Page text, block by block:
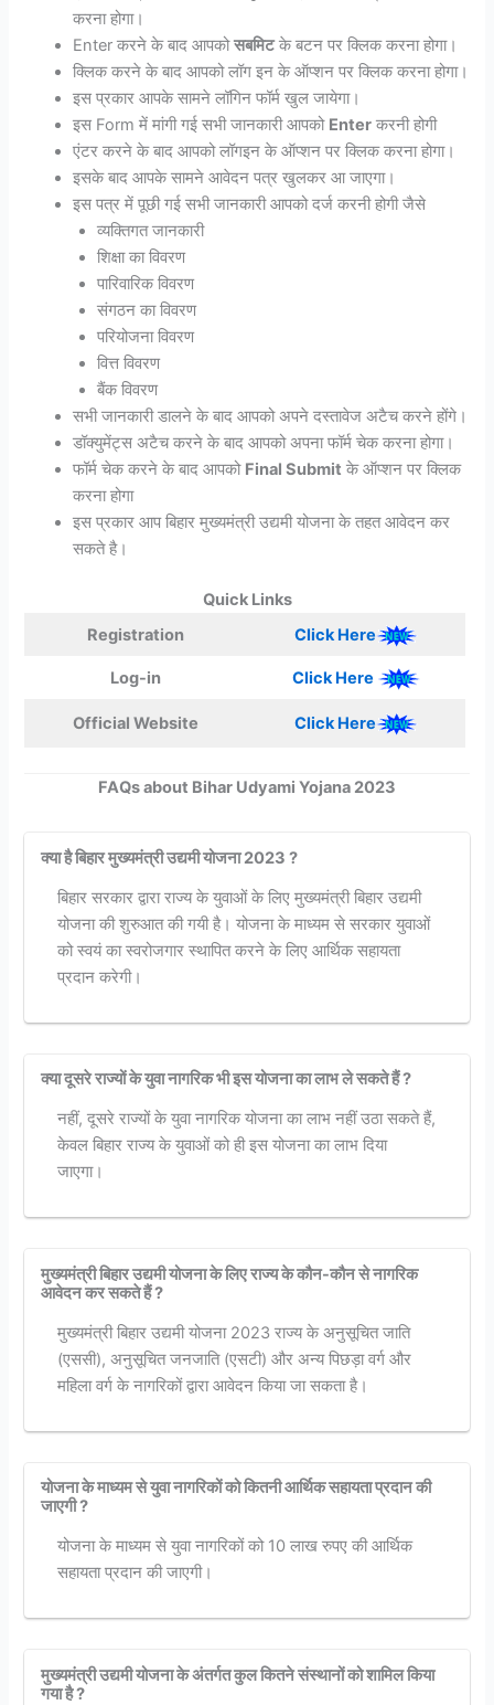
करना होगा।
Enter करने के बाद आपकोसबमिटके बटन पर क्लिक करना होगा।
क्लिक करने के बाद आपको लॉग इन के ऑप्शन पर क्लिक करना होगा।
इस प्रकार आपके सामने लॉगिन फॉर्म खुल जायेगा।
इस Form में मांगी गई सभी जानकारी आपको Enter करनी होगी
एंटर करने के बाद आपको लॉगइन के ऑप्शन पर क्लिक करना होगा।
इसके बाद आपके सामने आवेदन पत्र खुलकर आ जाएगा।
इस पत्र में पूछी गई सभी जानकारी आपको दर्ज करनी होगी जैसे
व्यक्तिगत जानकारी
शिक्षा का विवरण
पारिवारिक विवरण
संगठन का विवरण
परियोजना विवरण
वित्त विवरण
बैंक विवरण
सभी जानकारी डालने के बाद आपको अपने दस्तावेज अटैच करने होंगे।
डॉक्युमेंट्स अटैच करने के बाद आपको अपना फॉर्म चेक करना होगा।
फॉर्म चेक करने के बाद आपको Final Submit के ऑप्शन पर क्लिक
करना होगा
इस प्रकार आप बिहार मुख्यमंत्री उद्यमी योजना के तहत आवेदन कर
सकते है।
Quick Links
Registration
Click Here
Log-in Click Here
Official Website Click Here
FAQs about Bihar Udyami Yojana 2023
क्या है बिहार मुख्यमंत्री उद्यमी योजना 2023 ?
बिहार सरकार द्वारा राज्य के युवाओं के लिए मुख्यमंत्री बिहार उद्यमी
योजना की शुरुआत की गयी है। योजना के माध्यम से सरकार युवाओं
को स्वयं का स्वरोजगार स्थापित करने के लिए आर्थिक सहायता
प्रदान करेगी।
क्या दूसरे राज्यों के युवा नागरिक भी इस योजना का लाभ ले सकते हैं ?
नहीं, दूसरे राज्यों के युवा नागरिक योजना का लाभ नहीं उठा सकते हैं,
केवल बिहार राज्य के युवाओं को ही इस योजना का लाभ दिया
जाएगा।
मुख्यमंत्री बिहार उद्यमी योजना के लिए राज्य के कौन-कौन से नागरिक
आवेदन कर सकते हैं ?
मुख्यमंत्री बिहार उद्यमी योजना 2023 राज्य के अनुसूचित जाति
(एससी), अनुसूचित जनजाति (एसटी) और अन्य पिछड़ा वर्ग और
महिला वर्ग के नागरिकों द्वारा आवेदन किया जा सकता है।
योजना के माध्यम से युवा नागरिकों को कितनी आर्थिक सहायता प्रदान की
जाएगी ?
योजना के माध्यम से युवा नागरिकों को 10 लाख रुपए की आर्थिक
सहायता प्रदान की जाएगी।
मुख्यमंत्री उद्यमी योजना के अंतर्गत कुल कितने संस्थानों को शामिल किया
गया है ?